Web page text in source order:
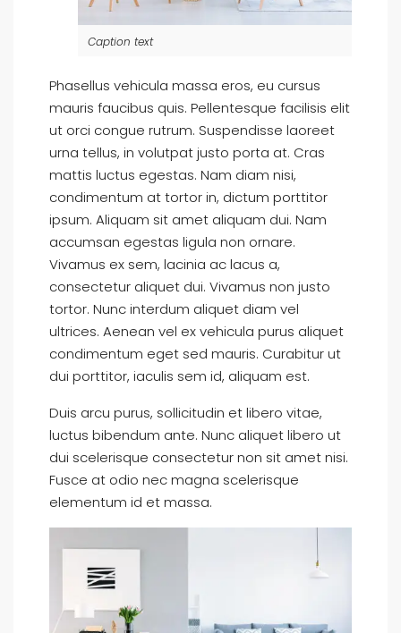
Caption text
Phasellus vehicula massa eros, eu cursus
mauris faucibus quis. Pellentesque facilisis elit
ut orci congue rutrum. Suspendisse laoreet
urna tellus, in volutpat justo porta at. Cras
mattis luctus egestas. Nam diam nisi,
condimentum at tortor in, dictum porttitor
ipsum. Aliquam sit amet aliquam dui. Nam
accumsan egestas ligula non ornare.
Vivamus ex sem, lacinia ac lacus a,
consectetur aliquet dui. Vivamus non justo
tortor. Nunc interdum aliquet diam vel
ultrices. Aenean vel ex vehicula purus aliquet
condimentum eget sed mauris. Curabitur ut
dui porttitor, iaculis sem id, aliquam est.
Duis arcu purus, sollicitudin et libero vitae,
luctus bibendum ante. Nunc aliquet libero ut
dui scelerisque consectetur non sit amet nisi.
Fusce at odio nec magna scelerisque
elementum id et massa.